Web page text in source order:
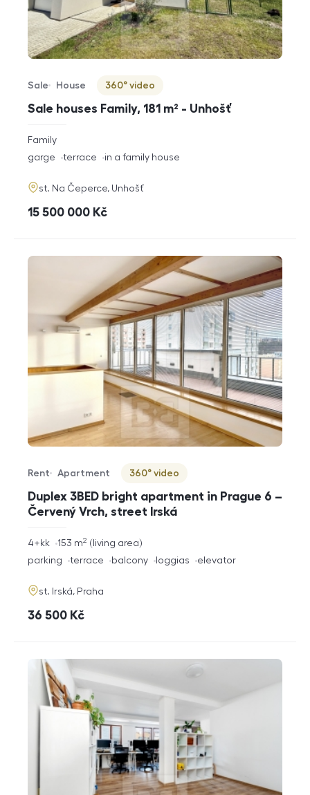
Sale houses Family, 181 m² - Unhošť
Offer type
Sale
Property type
House
Virtuální prohlídka
360° video
rozměry
disposition
Family
funkce
garge terrace in a family house
adresa
st. Na Čeperce, Unhošť
cena
15 500 000 Kč
Duplex 3BED bright apartment in Prague 6 –
Červený Vrch, street Irská
Offer type
Rent
Property type
Apartment
Virtuální prohlídka
360° video
rozměry
4+kk living area
153 m2
funkce
parking terrace balcony loggias elevator
adresa
st. Irská, Praha
cena
36 500 Kč